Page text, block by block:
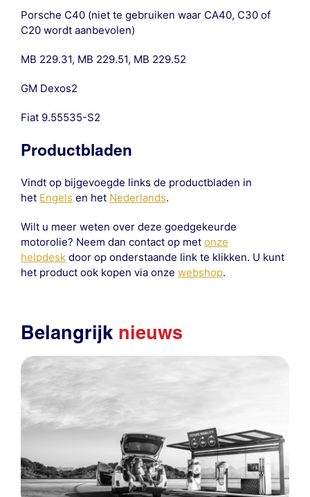
Porsche C40 (niet te gebruiken waar CA40, C30 of
C20 wordt aanbevolen)
MB 229.31, MB 229.51, MB 229.52
GM Dexos2
Fiat 9.55535-S2
Productbladen
Vindt op bijgevoegde links de productbladen in
het Engels en het Nederlands.
Wilt u meer weten over deze goedgekeurde
motorolie? Neem dan contact op met onze
helpdeskdoor op onderstaande link te klikken. U kunt
het product ook kopen via onze webshop.
Belangrijk nieuws